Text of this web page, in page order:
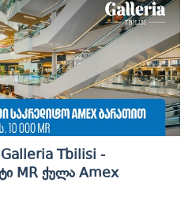
Galleria Tbilisi -
MR Ქულა Amex